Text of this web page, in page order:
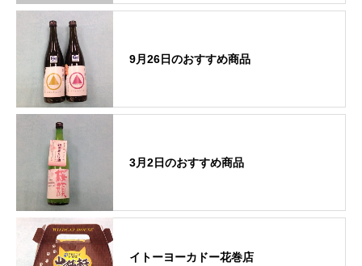
9月26日のおすすめ商品
3月2日のおすすめ商品
イトーヨーカドー花巻店